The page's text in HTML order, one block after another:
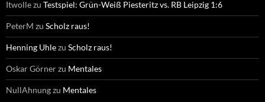
Itwollezu Testspiel: Grün-Weiß Piesteritz vs. RB Leipzig 1:6
PeterM zu Scholz raus!
Henning Uhlezu Scholz raus!
Oskar Görnerzu Mentales
NullAhnungzu Mentales